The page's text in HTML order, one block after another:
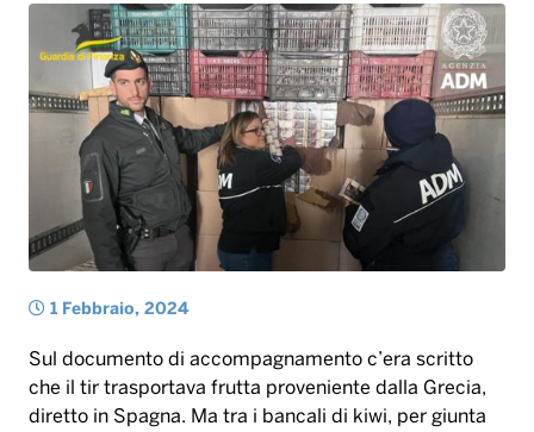
1 Febbraio, 2024
Sul documento di accompagnamento c’era scritto
che il tir trasportava frutta proveniente dalla Grecia,
diretto in Spagna. Ma tra i bancali di kiwi, per giunta